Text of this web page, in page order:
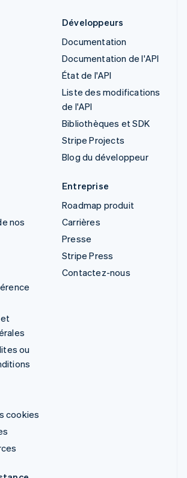
Développeurs
Documentation
Documentation de l'API
État de l'API
Liste des modifications
de l'API
Bibliothèques et SDK
Stripe Projects
Blog du développeur
nos
ou
cookies
Entreprise
Roadmap produit
Carrières
Presse
Stripe Press
Contactez-nous